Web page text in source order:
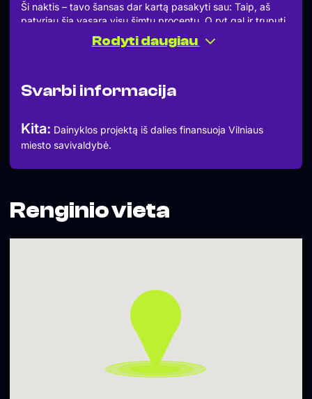
Ši naktis – tavo šansas dar kartą pasakyti sau: Taip, aš
patyriau šią vasarą visu šimtu procentų. O ryt gal ir truputį
skaudės kojas – bet širdis bus laiminga. Ateik uždaryti
vasarą taip, kaip tik SOHO moka – garsiai, šiltai, iki pat
» RAID (SOHO CLUB)
Daugiau informacijos – www.sohoclub.lt
Durys – 22:00 | Face Control
04:00-07:00 3 €
▬▬▬▬▬▬▬▬▬▬
Rodyti daugiau
Svarbi informacija
Kita: Dainyklos projektą iš dalies finansuoja Vilniaus
miesto savivaldybė.
Renginio vieta